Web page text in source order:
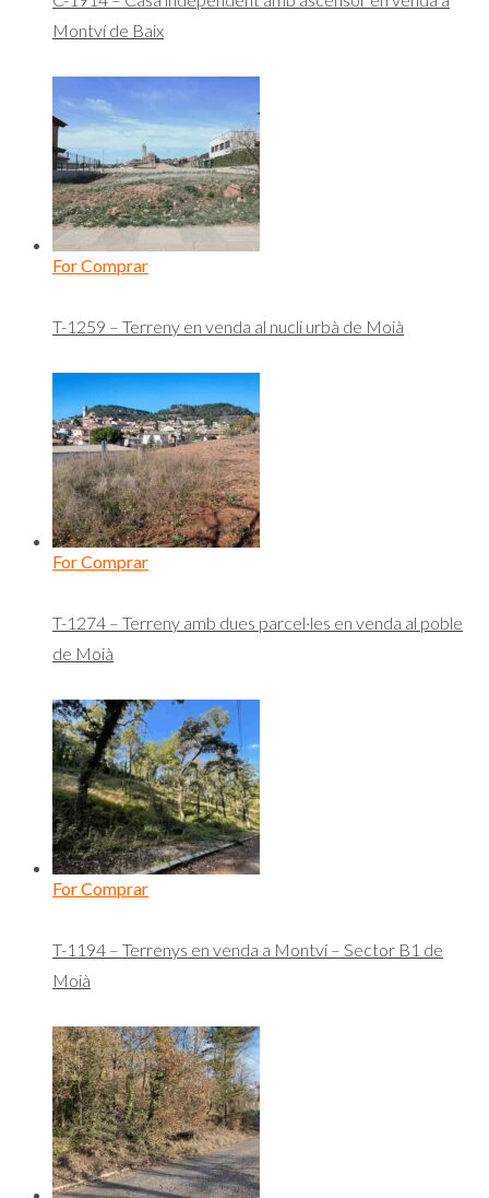
Montví de Baix
For Comprar
T-1259 – Terreny en venda al nucli urbà de Moià
For Comprar
T-1274 – Terreny amb dues parcel·les en venda al poble
de Moià
For Comprar
T-1194 – Terrenys en venda a Montví – Sector B1 de
Moià